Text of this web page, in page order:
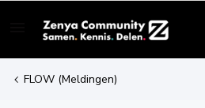
FLOW (Meldingen)